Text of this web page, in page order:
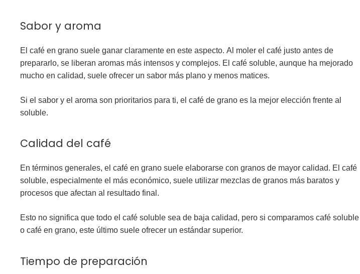
Sabor y aroma
El café en grano suele ganar claramente en este aspecto. Al moler el café justo antes de
prepararlo, se liberan aromas más intensos y complejos. El café soluble, aunque ha mejorado
mucho en calidad, suele ofrecer un sabor más plano y menos matices.
Si el sabor y el aroma son prioritarios para ti, el café de grano es la mejor elección frente al
soluble.
Calidad del café
En términos generales, el café en grano suele elaborarse con granos de mayor calidad. El café
soluble, especialmente el más económico, suele utilizar mezclas de granos más baratos y
procesos que afectan al resultado final.
Esto no significa que todo el café soluble sea de baja calidad, pero si comparamos café soluble
o café en grano, este último suele ofrecer un estándar superior.
Tiempo de preparación